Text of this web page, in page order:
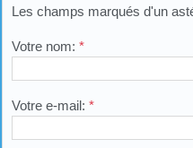
Les champs marqués d'un
Votre nom: *
Votre e-mail: *